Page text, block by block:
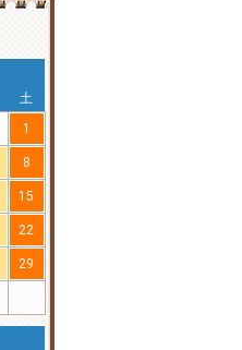
土
1
8
15
22
29